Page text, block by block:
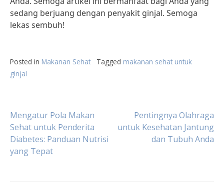
sedang berjuang dengan penyakit ginjal. Semoga
lekas sembuh!
Posted in Makanan Sehat Tagged makanan sehat untuk
ginjal
Post
navigation
Mengatur Pola Makan
Sehat untuk Penderita
Diabetes: Panduan Nutrisi
yang Tepat
Pentingnya Olahraga
untuk Kesehatan Jantung
dan Tubuh Anda